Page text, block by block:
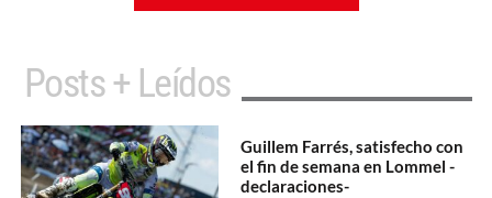
Posts + Leídos
Guillem Farrés, satisfecho con
el fin de semana en Lommel -
declaraciones-